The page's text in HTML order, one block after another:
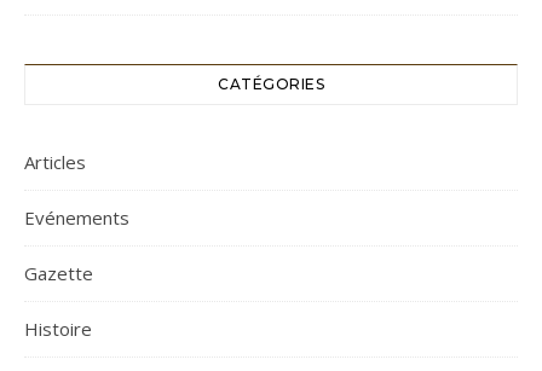
CATÉGORIES
Articles
Evénements
Gazette
Histoire